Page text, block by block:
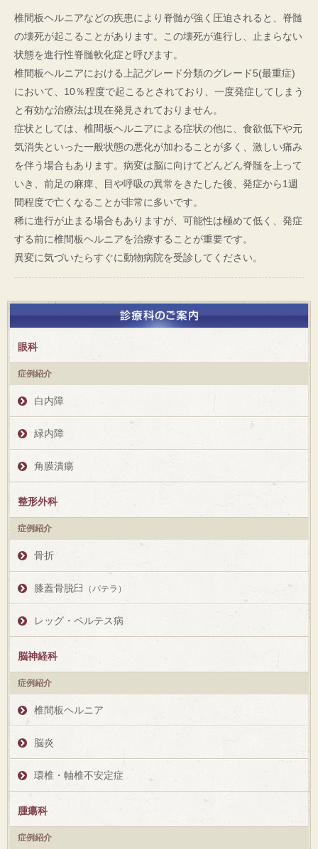
椎間板ヘルニアなどの疾患により脊髄が強く圧迫されると、脊髄
の壊死が起こることがあります。この壊死が進行し、止まらない
状態を進行性脊髄軟化症と呼びます。
椎間板ヘルニアにおける上記グレード分類のグレード5(最重症)
において、10％程度で起こるとされており、一度発症してしまう
と有効な治療法は現在発見されておりません。
症状としては、椎間板ヘルニアによる症状の他に、食欲低下や元
気消失といった一般状態の悪化が加わることが多く、激しい痛み
を伴う場合もあります。病変は脳に向けてどんどん脊髄を上って
いき、前足の麻痺、目や呼吸の異常をきたした後、発症から1週
間程度で亡くなることが非常に多いです。
稀に進行が止まる場合もありますが、可能性は極めて低く、発症
する前に椎間板ヘルニアを治療することが重要です。
異変に気づいたらすぐに動物病院を受診してください。
眼科
症例紹介
白内障
緑内障
角膜潰瘍
整形外科
症例紹介
骨折
膝蓋骨脱臼 （パテラ）
レッグ・ペルテス病
脳神経科
症例紹介
椎間板ヘルニア
脳炎
環椎・軸椎不安定症
腫瘍科
症例紹介